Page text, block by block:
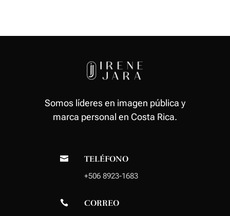
Somos líderes en imagen pública y
marca personal en Costa Rica.
 TELÉFONO
+506 8923-1683
 CORREO